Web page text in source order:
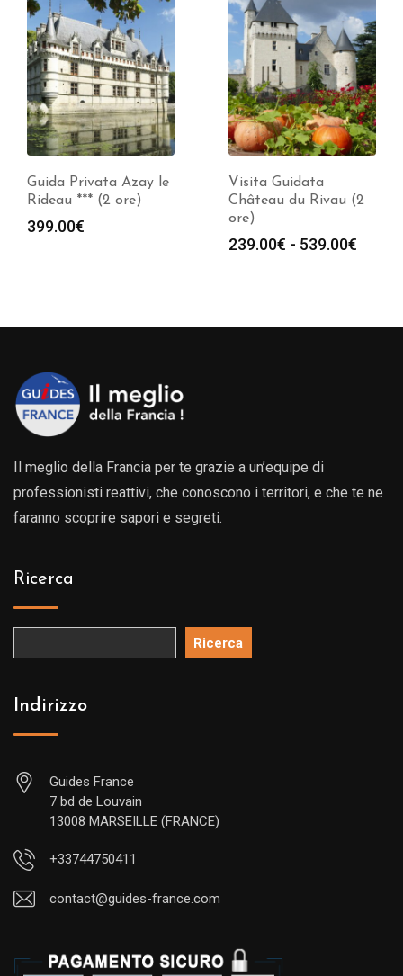
Guida Privata Azay le
Rideau *** (2 ore)
399.00€
Visita Guidata
Château du Rivau (2
ore)
239.00€ - 539.00€
Il meglio della Francia per te grazie a un’equipe di
professionisti reattivi, che conoscono i territori, e che te ne
faranno scoprire sapori e segreti.
Ricerca
Ricerca
Indirizzo
Guides France
7 bd de Louvain
13008 MARSEILLE (FRANCE)
+33744750411
contact@guides-france.com